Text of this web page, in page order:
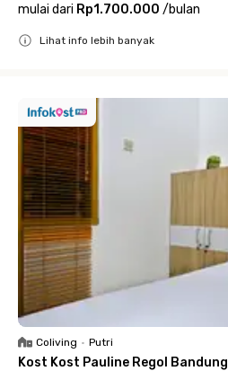
mulai dari Rp1.700.000 /bulan
Lihat info lebih banyak
Coliving • Putri
Kost Kost Pauline Regol Bandung